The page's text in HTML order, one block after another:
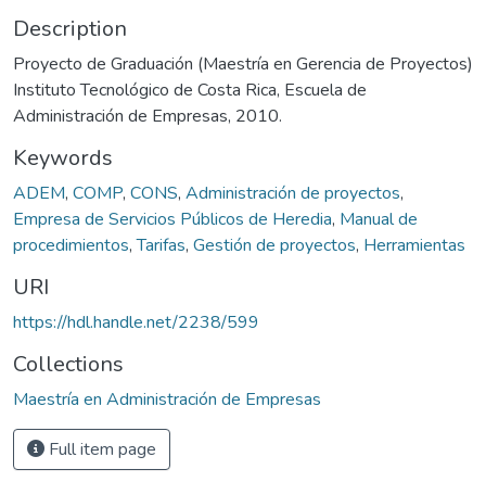
Description
Proyecto de Graduación (Maestría en Gerencia de Proyectos)
Instituto Tecnológico de Costa Rica, Escuela de
Administración de Empresas, 2010.
Keywords
ADEM, COMP, CONS, Administración de proyectos,
Empresa de Servicios Públicos de Heredia, Manual de
procedimientos,Tarifas, Gestión de proyectos, Herramientas
URI
https://hdl.handle.net/2238/599
Collections
Maestría en Administración de Empresas
Full item page